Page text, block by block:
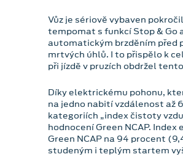
Vůz je sériově vybaven
tempomat s funkcí Stop & Go
automatickým brzděním před
mrtvých úhlů. I to přispělo k
při jízdě v pruzích obdržel
Díky elektrickému pohonu,
na jedno nabití vzdálenost až
kategoriích „index čistoty
hodnocení Green NCAP.
Green NCAP na 94 procent
studeným i teplým startem